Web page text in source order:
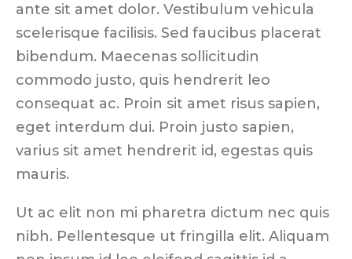
ante sit amet dolor. Vestibulum vehicula
scelerisque facilisis. Sed faucibus placerat
bibendum. Maecenas sollicitudin
commodo justo, quis hendrerit leo
consequat ac. Proin sit amet risus sapien,
eget interdum dui. Proin justo sapien,
varius sit amet hendrerit id, egestas quis
mauris.
Ut ac elit non mi pharetra dictum nec quis
nibh. Pellentesque ut fringilla elit. Aliquam